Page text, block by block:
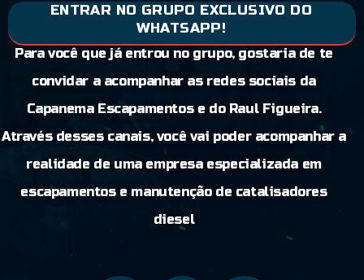
ENTRAR NO GRUPO EXCLUSIVO DO
WHATSAPP!
Para você que já entrou no grupo, gostaria de te
convidar a acompanhar as redes sociais da
Capanema Escapamentos e do Raul Figueira.
Através desses canais, você vai poder acompanhar a
realidade de uma empresa especializada em
escapamentos e manutenção de catalisadores
diesel